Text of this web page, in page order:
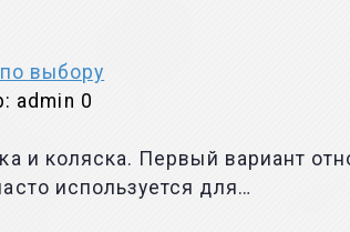
выбору
admin 0
и коляска. Первый вариант
используется для…